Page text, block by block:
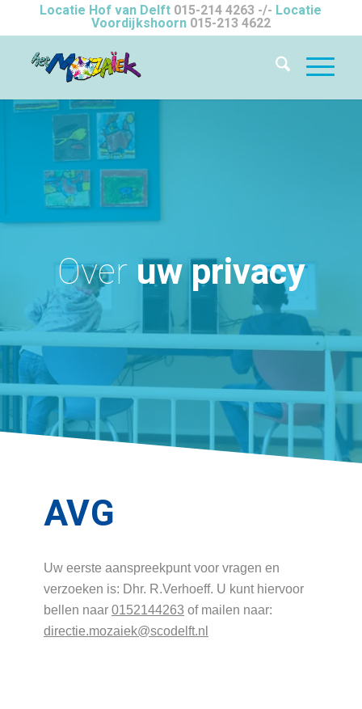
Locatie Hof van Delft 015-214 4263 -/- Locatie
Voordijkshoorn 015-213 4622
Over uw privacy
AVG
Uw eerste aanspreekpunt voor vragen en
verzoeken is: Dhr. R.Verhoeff. U kunt hiervoor
bellen naar 0152144263 of mailen naar:
directie.mozaiek@scodelft.nl